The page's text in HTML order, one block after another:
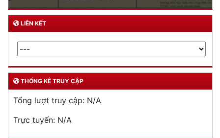
LIÊN KẾT
THỐNG KÊ TRUY CẬP
Tổng lượt truy cập: N/A
Trực tuyến: N/A